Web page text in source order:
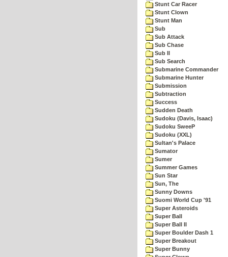
Stunt Car Racer
Stunt Clown
Stunt Man
Sub
Sub Attack
Sub Chase
Sub II
Sub Search
Submarine Commander
Submarine Hunter
Submission
Subtraction
Success
Sudden Death
Sudoku (Davis, Isaac)
Sudoku SweeP
Sudoku (XXL)
Sultan's Palace
Sumator
Sumer
Summer Games
Sun Star
Sun, The
Sunny Downs
Suomi World Cup '91
Super Asteroids
Super Ball
Super Ball II
Super Boulder Dash 1
Super Breakout
Super Bunny